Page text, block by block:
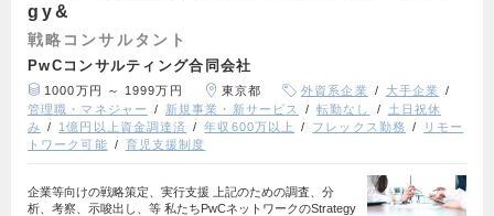
gy&
戦略コンサルタント
PwCコンサルティング合同会社
1000万円 ～ 1999万円 東京都 外資系企業
大手企業
管理職・マネジャー
新規事業・新サービス 転勤なし
土日祝休
み
1億円以上資金調達済 年収600万以上 フレックス勤務
リモー
トワーク可能
育児支援制度
企業等向けの戦略策定、実行支援 上記のための調査、分
析、考察、示唆出し、等 私たちPwCネットワークのStrategy